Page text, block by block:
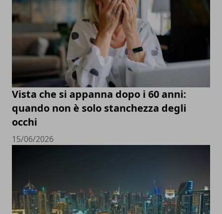
Vista che si appanna dopo i 60 anni:
quando non è solo stanchezza degli
occhi
15/06/2026